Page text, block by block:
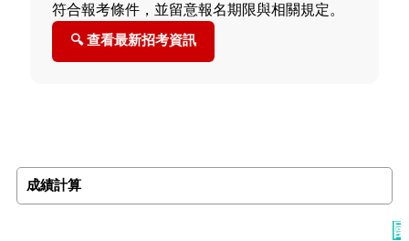
符合報考條件，並留意報名期限與相關規定。
🔍 查看最新招考資訊
成績計算